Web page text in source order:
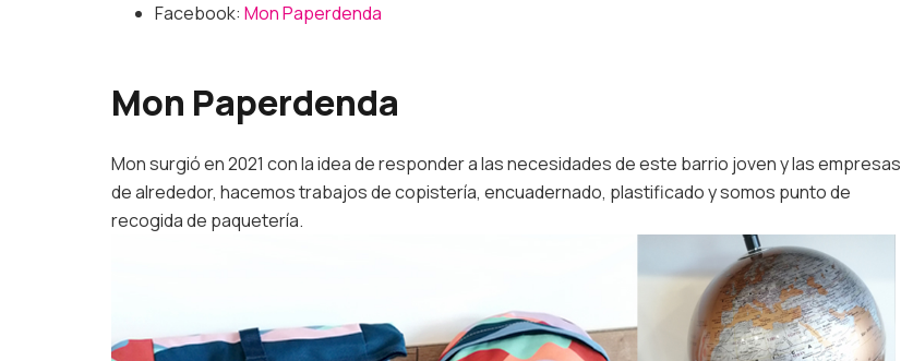
Facebook: Mon Paperdenda
Mon Paperdenda
Mon surgió en 2021 con la idea de responder a las necesidades de este barrio joven y las empresas
de alrededor, hacemos trabajos de copistería, encuadernado, plastificado y somos punto de
recogida de paquetería.